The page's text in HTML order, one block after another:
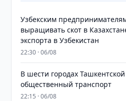
Узбекским
выращивать скот в
экспорта в Узбекистан
22:30 · 06/08
В шести городах
общественный транспорт
22:15 · 06/08